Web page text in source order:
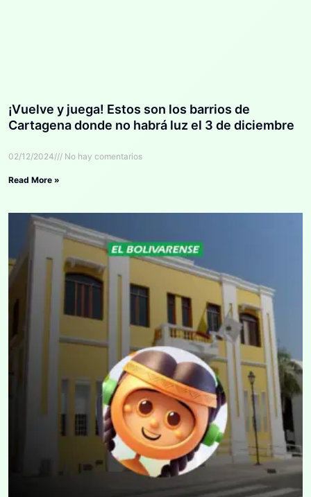
¡Vuelve y juega! Estos son los barrios de
Cartagena donde no habrá luz el 3 de diciembre
02/12/2024 No hay comentarios
Read More »